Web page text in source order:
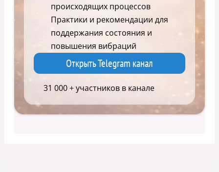
происходящих процессов
Практики и рекомендации для
поддержания состояния и
повышения вибраций
Открыть Telegram канал
31 000 + участников в канале